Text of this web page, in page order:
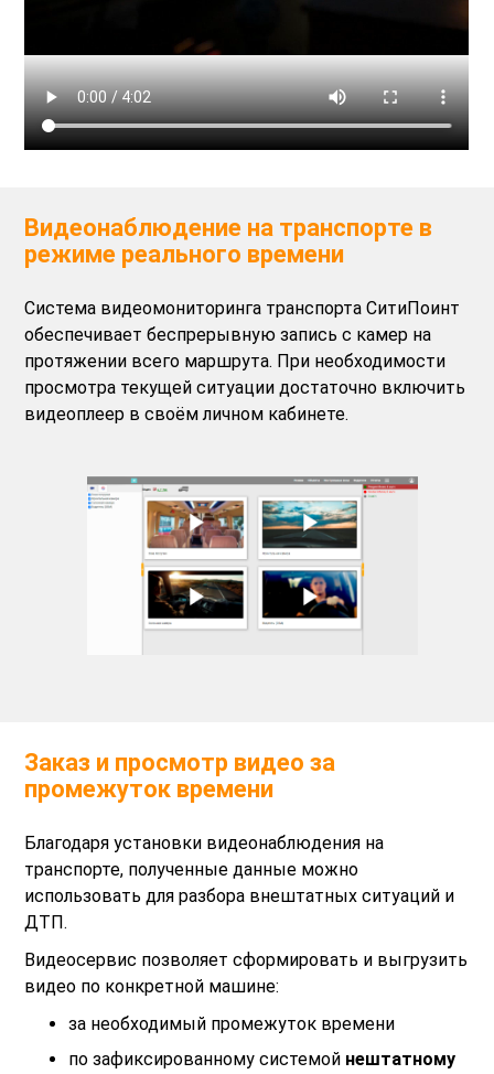
Видеонаблюдение на транспорте в
режиме реального времени
Система видеомониторинга транспорта СитиПоинт
обеспечивает беспрерывную запись с камер на
протяжении всего маршрута. При необходимости
просмотра текущей ситуации достаточно включить
видеоплеер в своём личном кабинете.
Заказ и просмотр видео за
промежуток времени
Благодаря установки видеонаблюдения на
транспорте, полученные данные можно
использовать для разбора внештатных ситуаций и
ДТП.
Видеосервис позволяет сформировать и выгрузить
видео по конкретной машине:
за необходимый промежуток времени
по зафиксированному системой нештатному